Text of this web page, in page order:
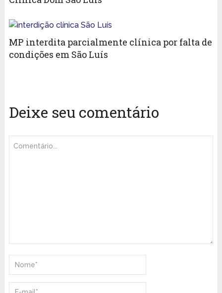
MP interdita parcialmente clínica por falta de
condições em São Luís
Deixe seu comentário